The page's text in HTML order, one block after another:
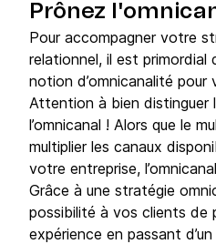
Prônez
Pour accompagner votre
relationnel, il est primordial
notion d’omnicanalité
Attention à bien distinguer
l’omnicanal ! Alors que le
multiplier les canaux
votre entreprise,
Grâce à une stratégie
possibilité à vos clients de
expérience en passant